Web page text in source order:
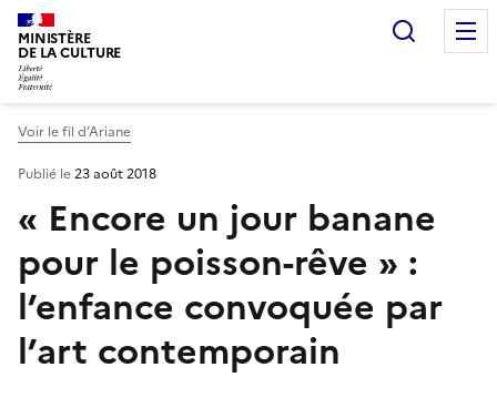
MINISTÈRE
DE LA CULTURE
Voir le fil d’Ariane
« Encore un jour banane
pour le poisson-rêve » :
l’enfance convoquée par
l’art contemporain
Publié le23 août 2018